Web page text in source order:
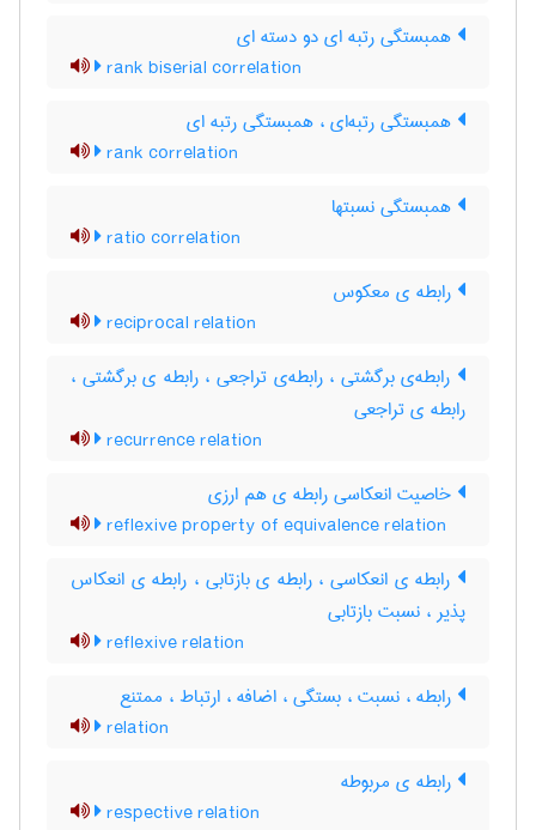
همبستگی رتبه ای دو دسته ای
rank biserial correlation
همبستگی رتبه‌ای ، همبستگی رتبه ای
rank correlation
همبستگی نسبتها
ratio correlation
رابطه ی معکوس
reciprocal relation
رابطه‌ی برگشتی ، رابطه‌ی تراجعی ، رابطه ی برگشتی ،
رابطه ی تراجعی
recurrence relation
خاصیت انعکاسی رابطه ی هم ارزی
reflexive property of equivalence relation
رابطه ی انعکاسی ، رابطه ی بازتابی ، رابطه ی انعکاس
پذیر ، نسبت بازتابی
reflexive relation
رابطه ، نسبت ، بستگی ، اضافه ، ارتباط ، ممتنع
relation
رابطه ی مربوطه
respective relation